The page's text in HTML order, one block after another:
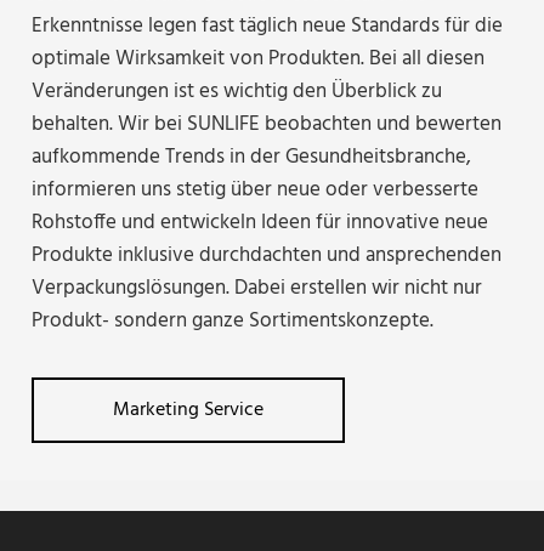
Erkenntnisse legen fast täglich neue Standards für die
optimale Wirksamkeit von Produkten. Bei all diesen
Veränderungen ist es wichtig den Überblick zu
behalten. Wir bei SUNLIFE beobachten und bewerten
aufkommende Trends in der Gesundheitsbranche,
informieren uns stetig über neue oder verbesserte
Rohstoffe und entwickeln Ideen für innovative neue
Produkte inklusive durchdachten und ansprechenden
Verpackungslösungen. Dabei erstellen wir nicht nur
Produkt- sondern ganze Sortimentskonzepte.
Marketing Service